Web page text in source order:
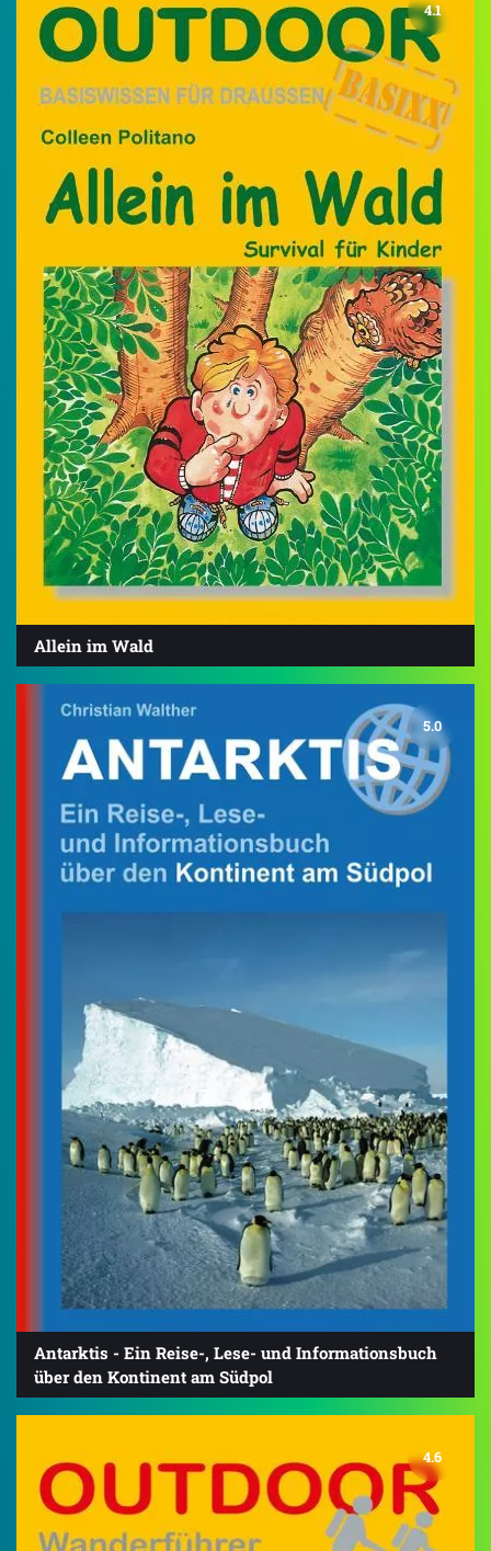
4.1
Allein im Wald
5.0
Antarktis - Ein Reise-, Lese- und Informationsbuch
über den Kontinent am Südpol
4.6